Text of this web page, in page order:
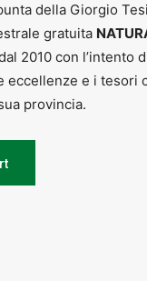
della Giorgio
gratuita
2010 con l’intento
eccellenze e i tesori
provincia.